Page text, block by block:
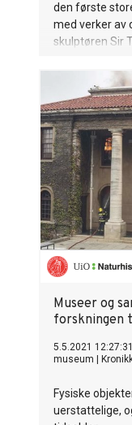
den første
med verker av
skulptøren Sir
nøkkelverk fra
Kunststiftelse
Kunstsamling.
Museer og
forskningen
5.5.2021
museum
Fysiske
uerstattelige,